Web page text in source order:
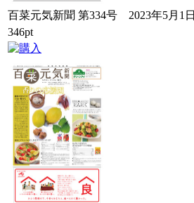
百菜元気新聞 第334号 2023年5月1日
346pt